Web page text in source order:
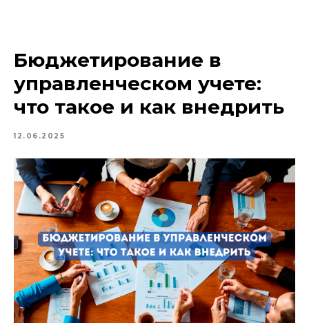
Бюджетирование в
управленческом учете:
что такое и как внедрить
12.06.2025